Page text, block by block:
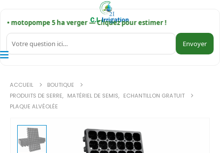
5 ha verger — Cliquez pour estimer !
Envoyer
ACCUEIL
BOUTIQUE
PRODUITS DE SERRE, MATÉRIEL DE SEMIS, ECHANTILLON GRATUIT
PLAQUE ALVÉOLÉE